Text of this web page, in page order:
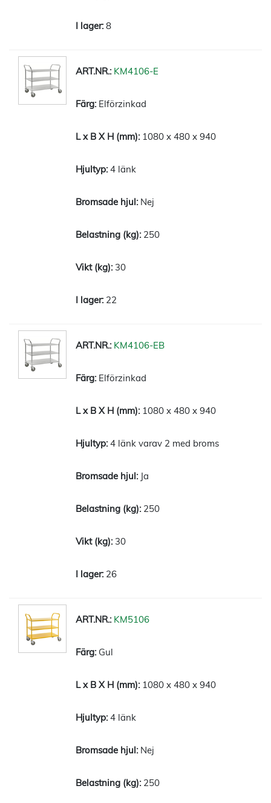
8
KM4106-E
Elförzinkad
1080 x 480 x 940
4 länk
Nej
250
30
22
KM4106-EB
Elförzinkad
1080 x 480 x 940
4 länk varav 2 med broms
Ja
250
30
26
KM5106
Gul
1080 x 480 x 940
4 länk
Nej
250